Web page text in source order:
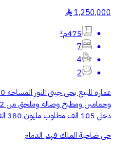
1,250,000
§
475م²
7
4
2
دخل 105 الف مطلوب مليون 380 الف
حي ضاحية الملك فهد, الدمام